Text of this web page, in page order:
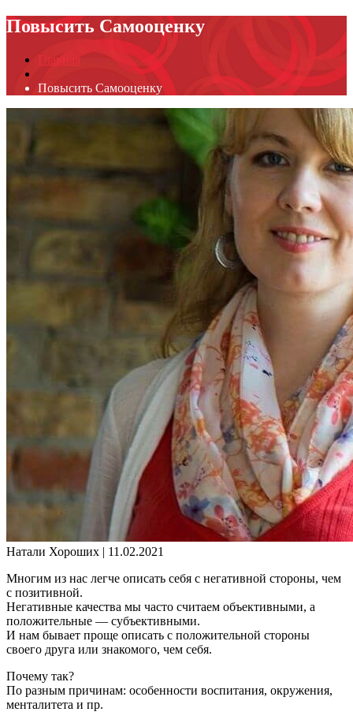
Повысить Самооценку
Главная
Повысить Самооценку
Натали Хороших | 11.02.2021
Многим из нас легче описать себя с негативной стороны, чем
с позитивной.
Негативные качества мы часто считаем объективными, а
положительные — субъективными.
И нам бывает проще описать с положительной стороны
своего друга или знакомого, чем себя.
Почему так?
По разным причинам: особенности воспитания, окружения,
менталитета и пр.